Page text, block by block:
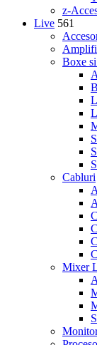
z-
Live 561
Boxe
Cabluri
Mixer